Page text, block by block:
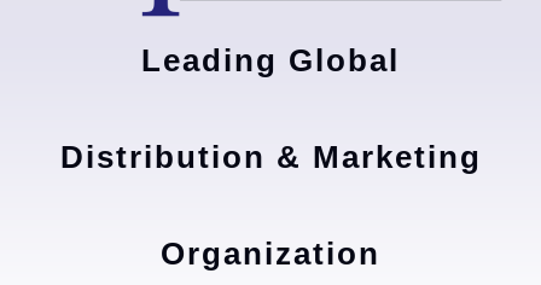
Leading Global
Distribution & Marketing
Organization